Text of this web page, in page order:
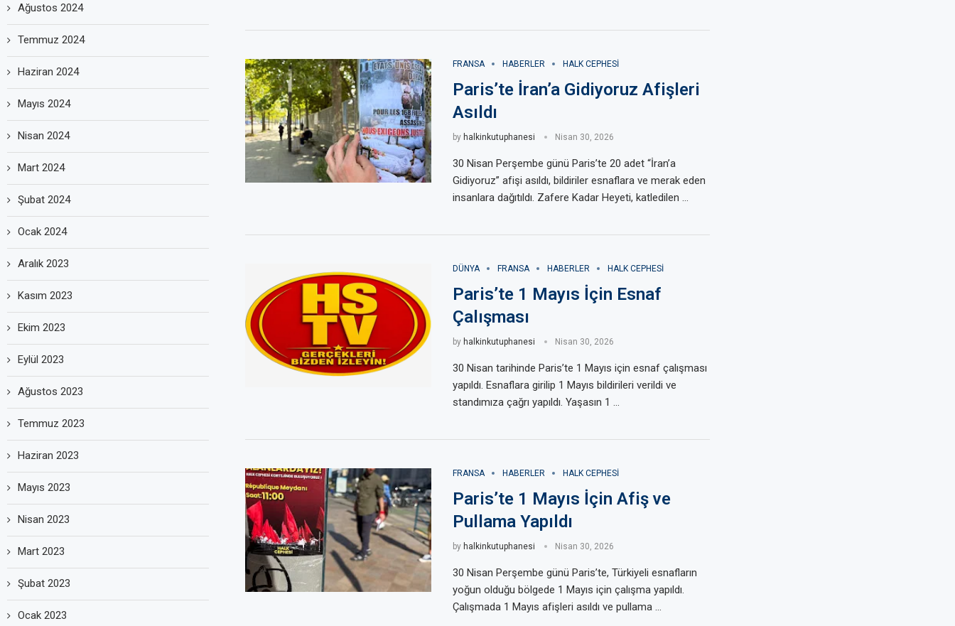
FRANSA HABERLER HALK CEPHESI
Paris’te İran’a Gidiyoruz Afişleri
Asıldı
by halkinkutuphanesi Nisan 30, 2026
30 Nisan Perşembe günü Paris’te 20 adet “İran’a
Gidiyoruz” afişi asıldı, bildiriler esnaflara ve merak eden
insanlara dağıtıldı. Zafere Kadar Heyeti, katledilen …
DÜNYA FRANSA HABERLER HALK CEPHESI
Paris’te 1 Mayıs İçin Esnaf
Çalışması
by halkinkutuphanesi Nisan 30, 2026
30 Nisan tarihinde Paris’te 1 Mayıs için esnaf çalışması
yapıldı. Esnaflara girilip 1 Mayıs bildirileri verildi ve
standımıza çağrı yapıldı. Yaşasın 1 …
FRANSA HABERLER HALK CEPHESI
Paris’te 1 Mayıs İçin Afiş ve
Pullama Yapıldı
by halkinkutuphanesi Nisan 30, 2026
30 Nisan Perşembe günü Paris’te, Türkiyeli esnafların
yoğun olduğu bölgede 1 Mayıs için çalışma yapıldı.
Çalışmada 1 Mayıs afişleri asıldı ve pullama …
Ağustos 2024
Temmuz 2024
Haziran 2024
Mayıs 2024
Nisan 2024
Mart 2024
Şubat 2024
Ocak 2024
Aralık 2023
Kasım 2023
Ekim 2023
Eylül 2023
Ağustos 2023
Temmuz 2023
Haziran 2023
Mayıs 2023
Nisan 2023
Mart 2023
Şubat 2023
Ocak 2023